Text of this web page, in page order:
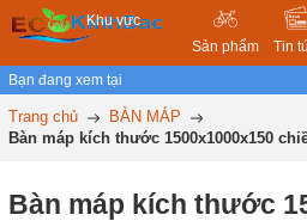
Khu vực
Sản phẩm
Tin
Bạn đang xem tại
Trang chủ
BÀN MÁP
Bàn máp kích thước 1500x1000x150
Bàn máp kích thước